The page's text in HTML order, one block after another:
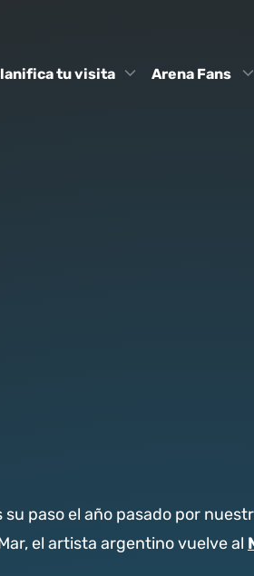
tu visita Arena Fans
su paso el año pasado por
el artista argentino vuelve al